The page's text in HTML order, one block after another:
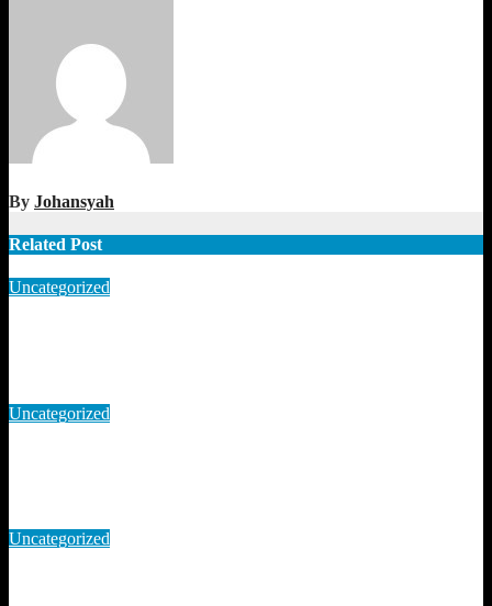
By Johansyah
Related Post
Uncategorized
Uncategorized
Uncategorized